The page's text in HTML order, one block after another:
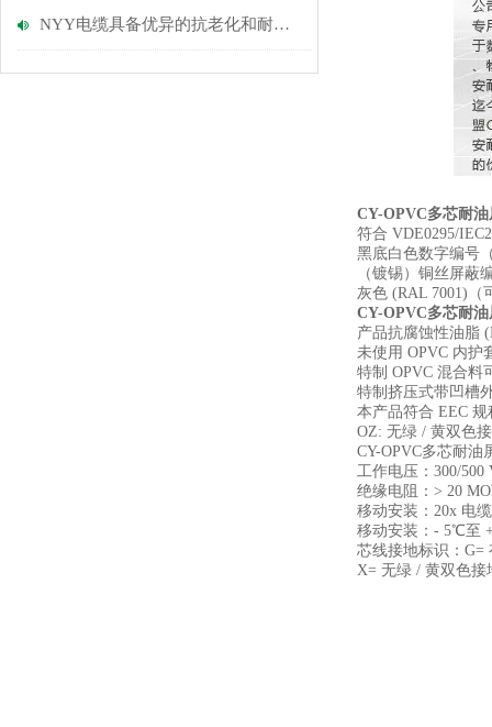
NYY电缆具备优异的抗老化和耐磨损性能
CY-OPVC多芯耐
符合 VDE0295/
黑底白色数字编号
（镀锡）铜丝屏蔽
灰色 (RAL 7001)（
CY-OPVC多芯耐
产品抗腐蚀性油脂
未使用 OPVC 内护
特制 OPVC 混合料
特制挤压式带凹槽
本产品符合 EEC
OZ: 无绿 / 黄双色
CY-OPVC多芯耐油
工作电压：300/500
绝缘电阻：> 20
移动安装：20x 电
移动安装：- 5℃至
芯线接地标识：G=
X= 无绿 / 黄双色接